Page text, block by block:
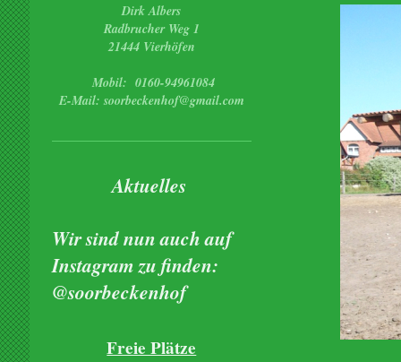
Dirk Albers
Radbrucher Weg 1
21444 Vierhöfen
Mobil: 0160-94961084
E-Mail: soorbeckenhof@gmail.com
Aktuelles
Wir sind nun auch auf
Instagram zu finden:
@soorbeckenhof
Freie Plätze